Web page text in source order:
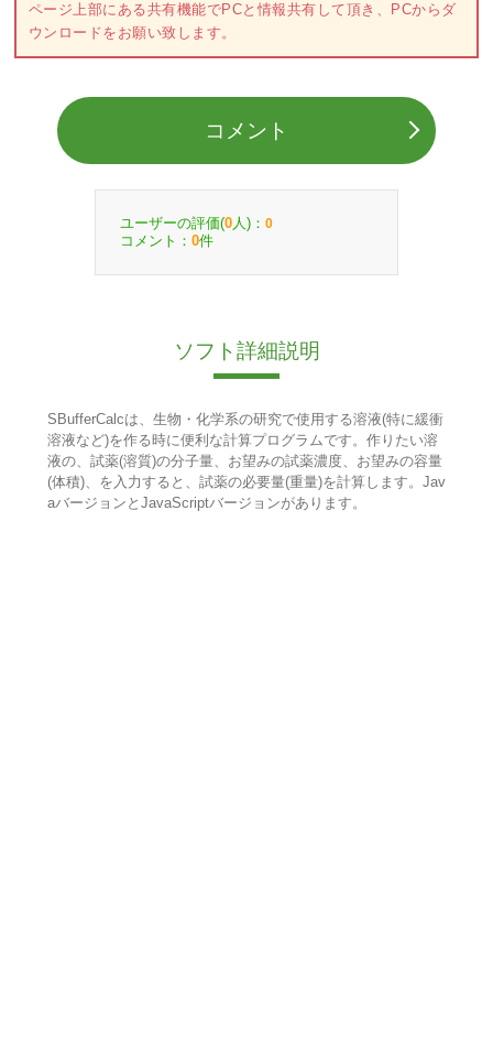
ページ上部にある共有機能でPCと情報共有して頂き、PCからダ
ウンロードをお願い致します。
コメント
ユーザーの評価(0 人)： 0
コメント： 0件
ソフト詳細説明
SBufferCalcは、生物・化学系の研究で使用する溶液(特に緩衝
溶液など)を作る時に便利な計算プログラムです。作りたい溶
液の、試薬(溶質)の分子量、お望みの試薬濃度、お望みの容量
(体積)、を入力すると、試薬の必要量(重量)を計算します。Jav
aバージョンとJavaScriptバージョンがあります。